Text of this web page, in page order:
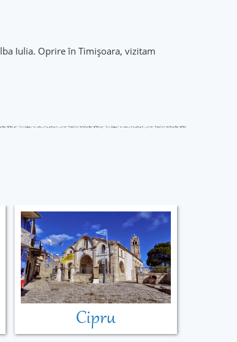
Iulia. Oprire în Timișoara, vizitam
Cipru